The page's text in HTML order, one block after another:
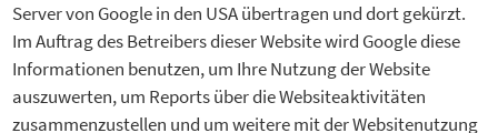
Server von Google in den USA übertragen und dort gekürzt.
Im Auftrag des Betreibers dieser Website wird Google diese
Informationen benutzen, um Ihre Nutzung der Website
auszuwerten, um Reports über die Websiteaktivitäten
zusammenzustellen und um weitere mit der Websitenutzung